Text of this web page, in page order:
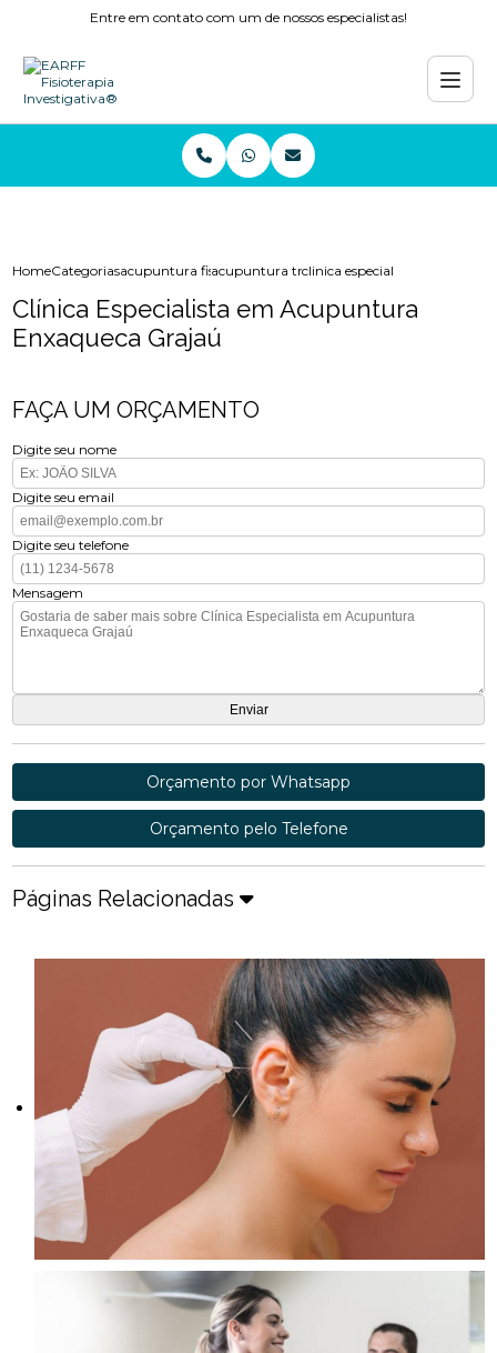
Entre em contato com um de nossos especialistas!
HomeCategoriasacupuntura fisioterapiaacupuntura tratamentoclinica especialista em
Clínica Especialista em Acupuntura
Enxaqueca Grajaú
FAÇA UM ORÇAMENTO
Digite seu nome
Digite seu email
Digite seu telefone
Mensagem
Orçamento por Whatsapp
Orçamento pelo Telefone
Páginas Relacionadas